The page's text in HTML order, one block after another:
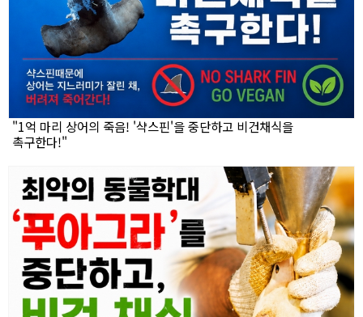
"1억 마리 상어의 죽음! '샥스핀'을 중단하고 비건채식을
촉구한다!"